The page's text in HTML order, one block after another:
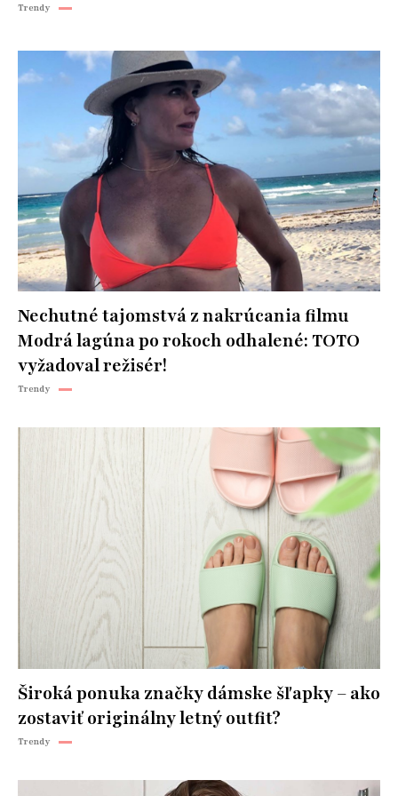
Trendy
Nechutné tajomstvá z nakrúcania filmu
Modrá lagúna po rokoch odhalené: TOTO
vyžadoval režisér!
Trendy
Široká ponuka značky dámske šľapky – ako
zostaviť originálny letný outfit?
Trendy